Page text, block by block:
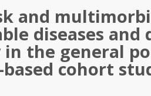
and
diseases and
in the general
cohort